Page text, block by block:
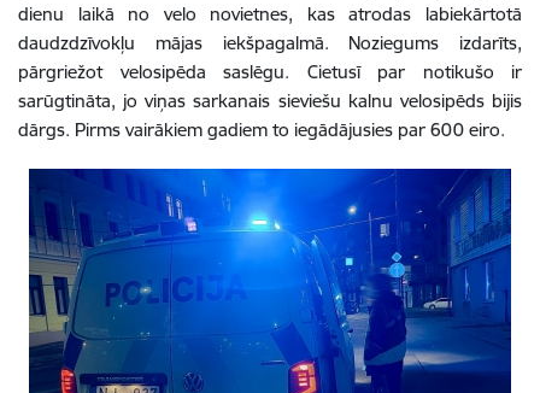
dienu laikā no velo novietnes, kas atrodas labiekārtotā
daudzdzīvokļu mājas iekšpagalmā. Noziegums izdarīts,
pārgriežot velosipēda saslēgu. Cietusī par notikušo ir
sarūgtināta, jo viņas sarkanais sieviešu kalnu velosipēds bijis
dārgs. Pirms vairākiem gadiem to iegādājusies par 600 eiro.